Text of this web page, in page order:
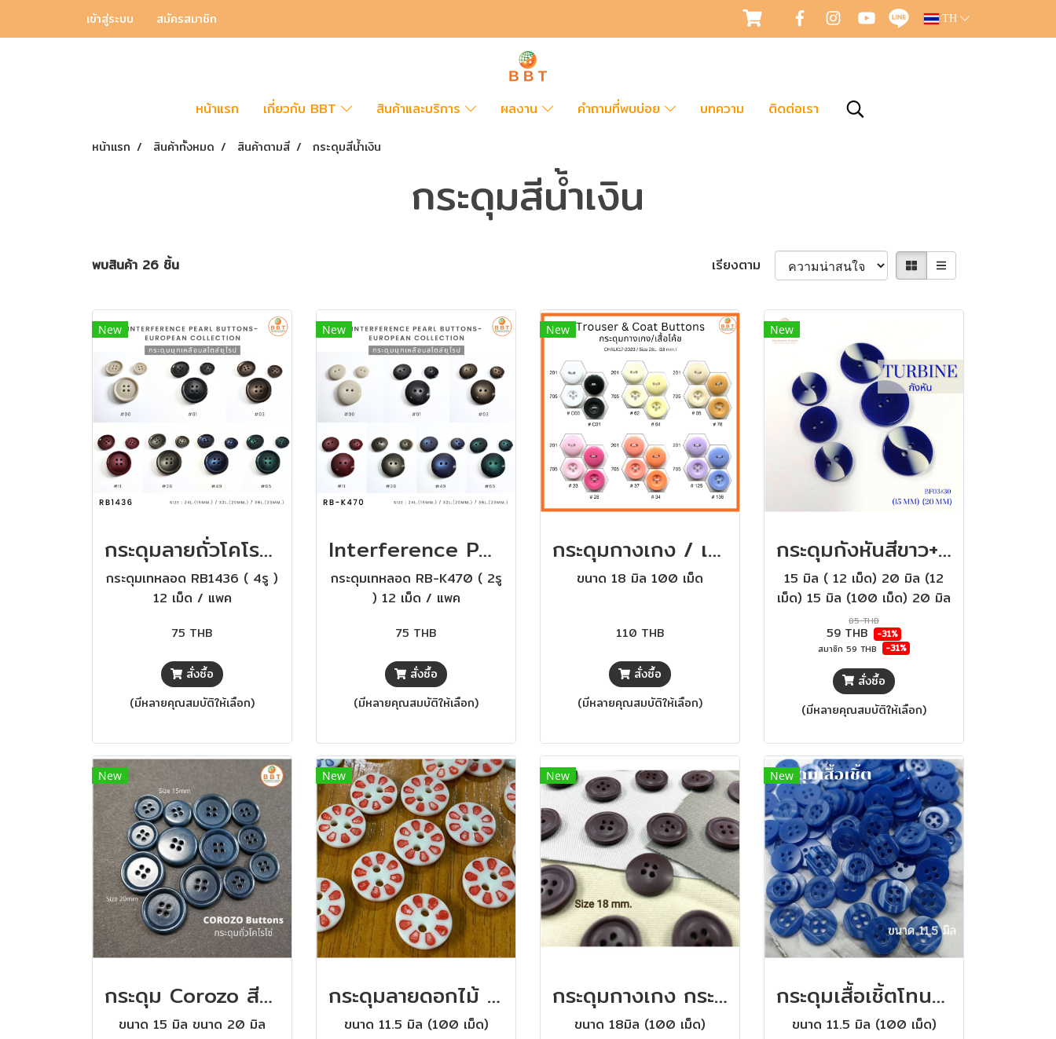
เข้าสู่ระบบ สมัครสมาชิก TH
หน้าแรก เกี่ยวกับ BBT สินค้าและบริการ ผลงาน คำถามที่พบบ่อย บทความ ติดต่อเรา
หน้าแรก สินค้าทั้งหมด สินค้าตามสี กระดุมสีน้ำเงิน
กระดุมสีน้ำเงิน
พบสินค้า 26 ชิ้น เรียงตาม
New
กระดุมลายถั่วโคโรโซ่ สไตล์ยุโรป ติดสูทสวย
กระดุมเทหลอด RB1436 ( 4รู )
12 เม็ด / แพค
75 THB
สั่งซื้อ
(มีหลายคุณสมบัติให้เลือก)
New
Interference Pearl Buttons - European Collection กระดุมมุกเหลือบสไตล์ยุโรป
กระดุมเทหลอด RB-K470 ( 2รู
) 12 เม็ด / แพค
75 THB
สั่งซื้อ
(มีหลายคุณสมบัติให้เลือก)
New
กระดุมกางเกง / เสื้อโค้ท หลากสี ขนาด 18มิล ( 2รู และ 4รู) 100 เม็ด
ขนาด 18 มิล 100 เม็ด
110 THB
สั่งซื้อ
(มีหลายคุณสมบัติให้เลือก)
New
กระดุมกังหันสีขาว+น้ำเงิน 15 มิล.,20 มิล.
15 มิล ( 12 เม็ด) 20 มิล (12
เม็ด) 15 มิล (100 เม็ด) 20 มิล
(100 เม็ด)
85 THB
59 THB -31%
สมาชิก59 THB -31%
สั่งซื้อ
(มีหลายคุณสมบัติให้เลือก)
New
กระดุม Corozo สีน้ำเงิน ( ถั่วโคโรโซ่ )
ขนาด 15 มิล ขนาด 20 มิล
New
กระดุมลายดอกไม้ ขนาด 11.5 มิล (100 เม็ด)
ขนาด 11.5 มิล (100 เม็ด)
New
กระดุมกางเกง กระดุมเสื้อ เนื้อด้าน สีสวย 18มิล (100 เม็ด)
ขนาด 18มิล (100 เม็ด)
New
กระดุมเสื้อเชิ้ตโทนสีน้ำเงิน ขนาด 11.5 มิล (100 เม็ด)
ขนาด 11.5 มิล (100 เม็ด)